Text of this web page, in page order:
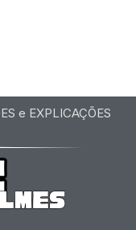
e EXPLICAÇÕES